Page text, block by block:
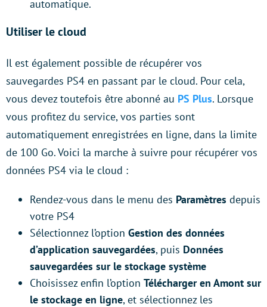
automatique.
Utiliser le cloud
Il est également possible de récupérer vos
sauvegardes PS4 en passant par le cloud. Pour cela,
vous devez toutefois être abonné au PS Plus. Lorsque
vous profitez du service, vos parties sont
automatiquement enregistrées en ligne, dans la limite
de 100 Go. Voici la marche à suivre pour récupérer vos
données PS4 via le cloud :
Rendez-vous dans le menu des Paramètres depuis
votre PS4
Sélectionnez l’option Gestion des données
d’application sauvegardées, puis Données
sauvegardées sur le stockage système
Choisissez enfin l’option Télécharger en Amont sur
le stockage en ligne, et sélectionnez les